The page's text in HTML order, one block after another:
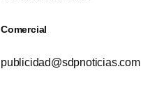
Comercial
publicidad@sdpnoticias.com